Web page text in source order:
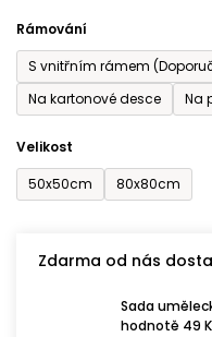
Rámování
S vnitřním rámem
Na kartonové desce
Na
Velikost
50x50cm
80x80cm
Zdarma od nás
Sada
hodnotě 49
5
hvězdiček.